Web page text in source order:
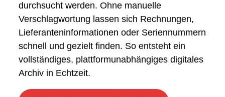
durchsucht werden. Ohne manuelle
Verschlagwortung lassen sich Rechnungen,
Lieferanteninformationen oder Seriennummern
schnell und gezielt finden. So entsteht ein
vollständiges, plattformunabhängiges digitales
Archiv in Echtzeit.